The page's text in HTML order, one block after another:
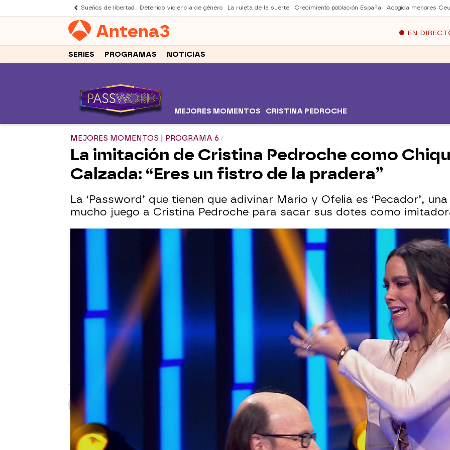
Sueños de libertad Detenido violencia de género La ruleta de la suerte Crecimiento población España Acogida menores
Antena3 EN
SERIES PROGRAMAS NOTICIAS
MEJORES MOMENTOS CRISTINA PEDROCHE
MEJORES MOMENTOS | PROGRAMA 6
La imitación de Cristina Pedroche como
Calzada: “Eres un fistro de la pradera”
La ‘Password’ que tienen que adivinar Mario y Ofelia es ‘Pecador’,
mucho juego a Cristina Pedroche para sacar sus dotes como
01 de septiembre de 2023, 22:26 WhatsappFacebook
X
El primero en tener que jugar por la palabra es
Santiago